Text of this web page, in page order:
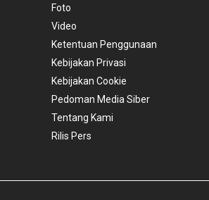
Foto
Video
Ketentuan Penggunaan
Kebijakan Privasi
Kebijakan Cookie
Pedoman Media Siber
Tentang Kami
Rilis Pers